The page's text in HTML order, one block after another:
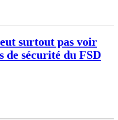
surtout pas voir
de sécurité du FSD